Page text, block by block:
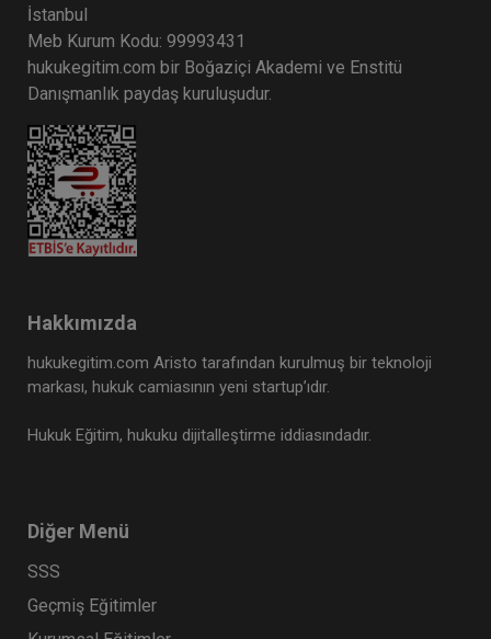
İstanbul
Meb Kurum Kodu: 99993431
hukukegitim.com bir Boğaziçi Akademi ve Enstitü
Danışmanlık paydaş kuruluşudur.
Hakkımızda
hukukegitim.com Aristo tarafından kurulmuş bir teknoloji
markası, hukuk camiasının yeni startup’ıdır.
Hukuk Eğitim, hukuku dijitalleştirme iddiasındadır.
Diğer Menü
SSS
Geçmiş Eğitimler